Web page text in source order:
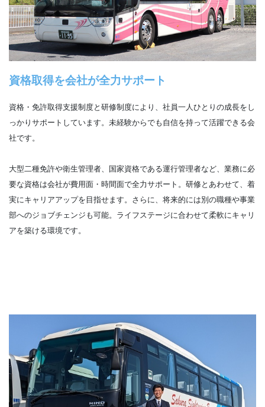
資格取得を会社が全力サポート
資格・免許取得支援制度と研修制度により、社員一人ひとりの成長をし
っかりサポートしています。未経験からでも自信を持って活躍できる会
社です。
大型二種免許や衛生管理者、国家資格である運行管理者など、業務に必
要な資格は会社が費用面・時間面で全力サポート。研修とあわせて、着
実にキャリアアップを目指せます。さらに、将来的には別の職種や事業
部へのジョブチェンジも可能。ライフステージに合わせて柔軟にキャリ
アを築ける環境です。